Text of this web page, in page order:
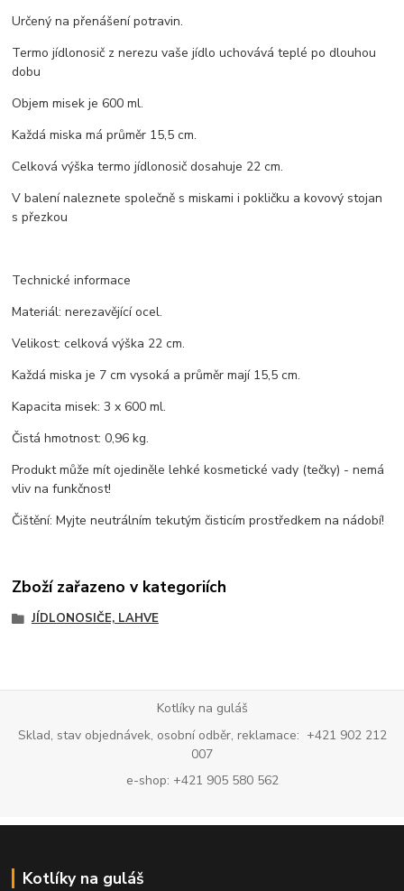
Určený na přenášení potravin.
Termo jídlonosič z nerezu vaše jídlo uchovává teplé po dlouhou
dobu
Objem misek je 600 ml.
Každá miska má průměr 15,5 cm.
Celková výška termo jídlonosič dosahuje 22 cm.
V balení naleznete společně s miskami i pokličku a kovový stojan
s přezkou
Technické informace
Materiál: nerezavějící ocel.
Velikost: celková výška 22 cm.
Každá miska je 7 cm vysoká a průměr mají 15,5 cm.
Kapacita misek: 3 x 600 ml.
Čistá hmotnost: 0,96 kg.
Produkt může mít ojediněle lehké kosmetické vady (tečky) - nemá
vliv na funkčnost!
Čištění: Myjte neutrálním tekutým čisticím prostředkem na nádobí!
Zboží zařazeno v kategoriích
JÍDLONOSIČE, LAHVE
Kotlíky na guláš
Sklad, stav objednávek, osobní odběr, reklamace: +421 902 212
007
e-shop: +421 905 580 562
Kotlíky na guláš